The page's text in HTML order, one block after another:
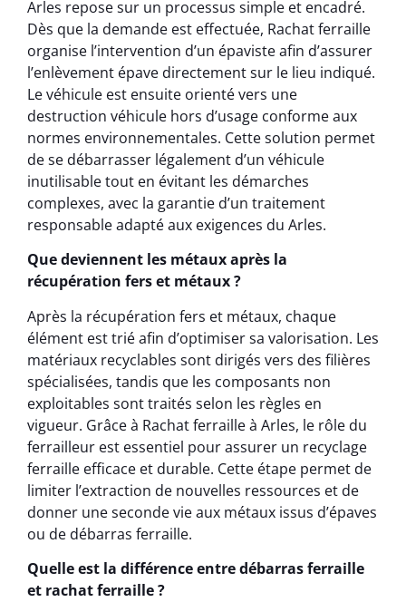
Arles repose sur un processus simple et encadré.
Dès que la demande est effectuée, Rachat ferraille
organise l’intervention d’un épaviste afin d’assurer
l’enlèvement épave directement sur le lieu indiqué.
Le véhicule est ensuite orienté vers une
destruction véhicule hors d’usage conforme aux
normes environnementales. Cette solution permet
de se débarrasser légalement d’un véhicule
inutilisable tout en évitant les démarches
complexes, avec la garantie d’un traitement
responsable adapté aux exigences du Arles.
Que deviennent les métaux après la
récupération fers et métaux ?
Après la récupération fers et métaux, chaque
élément est trié afin d’optimiser sa valorisation. Les
matériaux recyclables sont dirigés vers des filières
spécialisées, tandis que les composants non
exploitables sont traités selon les règles en
vigueur. Grâce à Rachat ferraille à Arles, le rôle du
ferrailleur est essentiel pour assurer un recyclage
ferraille efficace et durable. Cette étape permet de
limiter l’extraction de nouvelles ressources et de
donner une seconde vie aux métaux issus d’épaves
ou de débarras ferraille.
Quelle est la différence entre débarras ferraille
et rachat ferraille ?